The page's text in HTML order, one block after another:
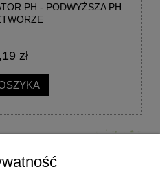
PH - PODWYŻSZA PH
zł